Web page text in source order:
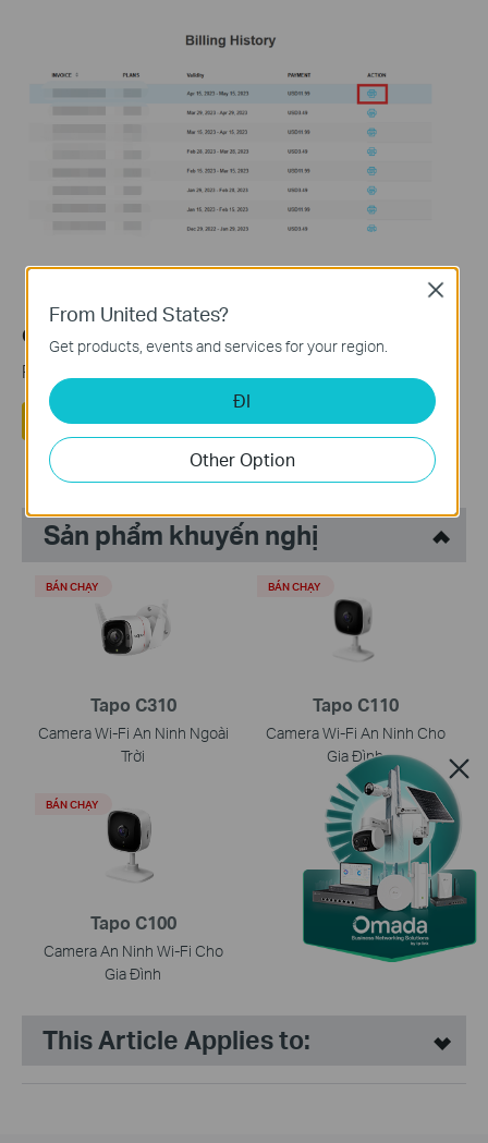
Câu hỏi thường gặp này có hữu ích không?
Phản hồi của bạn giúp cải thiện trang web này.
Có Không
Sản phẩm khuyến nghị
Tapo C310
Camera Wi-Fi An Ninh Ngoài
Trời
BÁN CHẠY
Tapo C110
Camera Wi-Fi An Ninh Cho
Gia Đình
BÁN CHẠY
Tapo C100
Camera An Ninh Wi-Fi Cho
Gia Đình
BÁN CHẠY
This Article Applies to:
From United States?
Get products, events and services for your region.
ĐI
Other Option
Close